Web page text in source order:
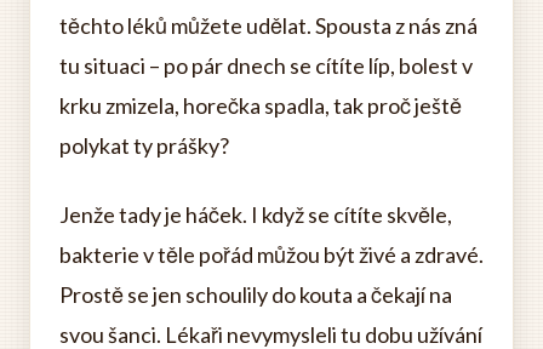
těchto léků můžete udělat. Spousta z nás zná
tu situaci – po pár dnech se cítíte líp, bolest v
krku zmizela, horečka spadla, tak proč ještě
polykat ty prášky?
Jenže tady je háček. I když se cítíte skvěle,
bakterie v těle pořád můžou být živé a zdravé.
Prostě se jen schoulily do kouta a čekají na
svou šanci. Lékaři nevymysleli tu dobu užívání